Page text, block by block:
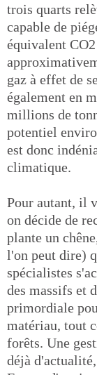
trois quarts
capable de
équivalent
gaz à effet de
également en
millions de
potentiel
est donc
climatique.
Pour autant, il
on décide de
plante un
l'on peut dire)
spécialistes
des massifs et
primordiale
matériau, tout
forêts. Une
déjà